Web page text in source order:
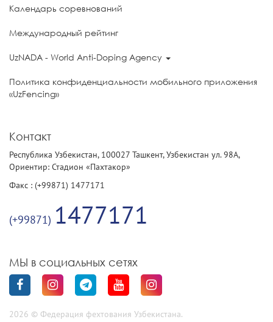
Календарь соревнований
Международный рейтинг
UzNADA - World Anti-Doping Agency
Политика конфиденциальности мобильного приложения
«UzFencing»
Контакт
Республика Узбекистан, 100027 Ташкент, Узбекистан ул. 98А,
Ориентир: Стадион «Пахтакор»
Факс : (+99871) 1477171
(+99871) 1477171
МЫ в социальных сетях
2026 © Федерация фехтования Узбекистана.